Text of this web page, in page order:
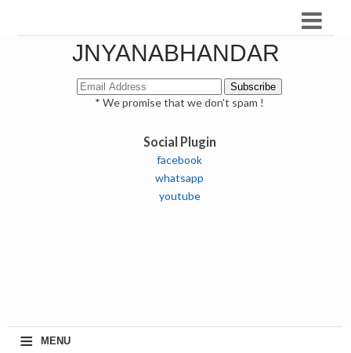
JNYANABHANDAR
* We promise that we don't spam !
Social Plugin
facebook
whatsapp
youtube
≡ MENU